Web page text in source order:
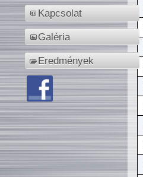
Kapcsolat
Galéria
Eredmények